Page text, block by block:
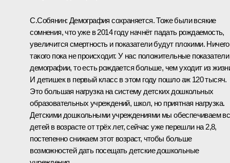
С.Собянин: Демография сохраняется. Тоже были всякие
сомнения, что уже в 2014 году начнёт падать рождаемость,
увеличится смертность и показатели будут плохими. Ничего
такого пока не происходит. У нас положительные показатели
демографии, то есть рождается больше, чем уходит из
И детишек в первый класс в этом году пошло аж 120 тысяч.
Это большая нагрузка на систему детских дошкольных
образовательных учреждений, школ, но приятная нагрузка.
Детскими дошкольными учреждениями мы обеспечиваем
детей в возрасте от трёх лет, сейчас уже перешли на 2,8,
постепенно снижаем этот возраст, чтобы больше
возможностей дать посещать детские дошкольные